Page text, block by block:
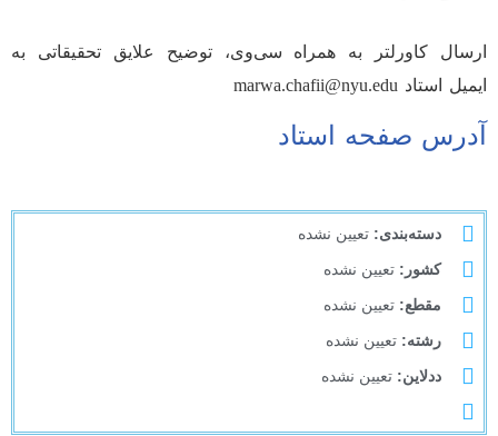
ارسال کاورلتر به همراه سی‌وی، توضیح علایق تحقیقاتی به
ایمیل استاد marwa.chafii@nyu.edu
آدرس صفحه استاد
دسته‌بندی: تعیین نشده
کشور: تعیین نشده
مقطع: تعیین نشده
رشته: تعیین نشده
ددلاین: تعیین نشده